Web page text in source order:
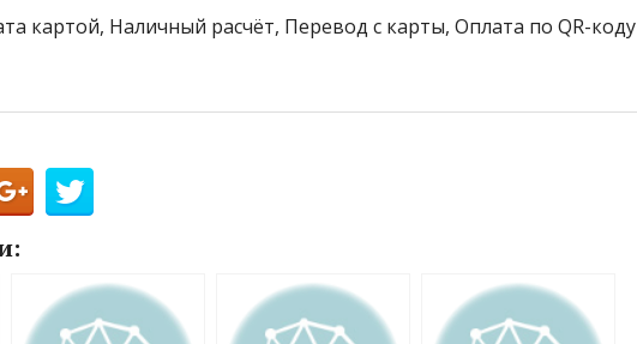
картой, Наличный расчёт, Перевод с карты, Оплата по QR-коду